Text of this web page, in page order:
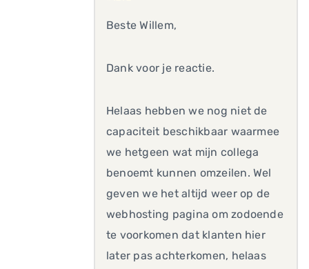
Beste Willem,
Dank voor je reactie.
Helaas hebben we nog niet de
capaciteit beschikbaar waarmee
we hetgeen wat mijn collega
benoemt kunnen omzeilen. Wel
geven we het altijd weer op de
webhosting pagina om zodoende
te voorkomen dat klanten hier
later pas achterkomen, helaas